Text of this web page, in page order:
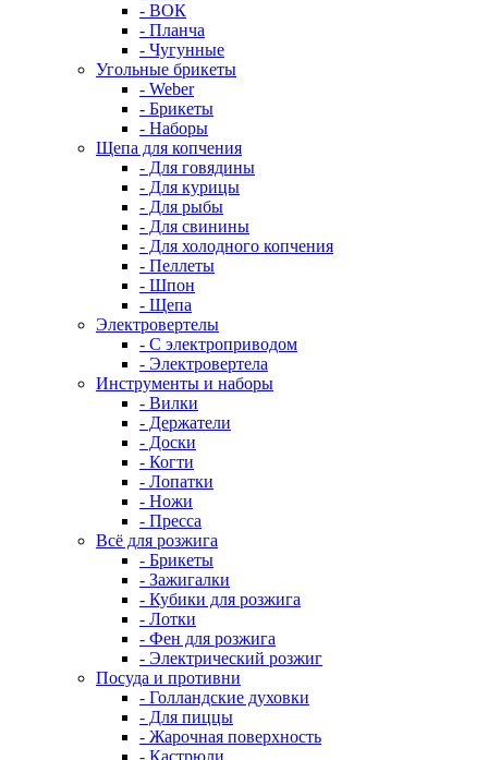
- ВОК
- Планча
- Чугунные
Угольные брикеты
- Weber
- Брикеты
- Наборы
Щепа для копчения
- Для говядины
- Для курицы
- Для рыбы
- Для свинины
- Для холодного копчения
- Пеллеты
- Шпон
- Щепа
Электровертелы
- С электроприводом
- Электровертела
Инструменты и наборы
- Вилки
- Держатели
- Доски
- Когти
- Лопатки
- Ножи
- Пресса
Всё для розжига
- Брикеты
- Зажигалки
- Кубики для розжига
- Лотки
- Фен для розжига
- Электрический розжиг
Посуда и противни
- Голландские духовки
- Для пиццы
- Жарочная поверхность
- Кастрюли